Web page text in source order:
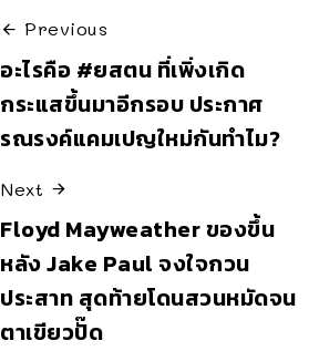
Previous
อะไรคือ #ยสตน ที่เพิ่งเกิด
กระแสขึ้นมาอีกรอบ ประกาศ
รณรงค์แคมเปญใหม่กันทำไม?
Next
Floyd Mayweather ของขึ้น
หลัง Jake Paul จงใจกวน
ประสาท สุดท้ายโดนสวนหมัดจน
ตาเขียวปั๊ด